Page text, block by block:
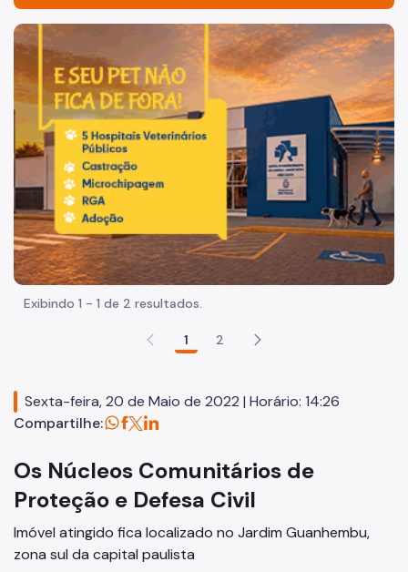
Acesso à Informação
Participação Social
Quadro de Serviços
Organização
Quem é Quem
Agenda da Secretária
Órgãos
Guarda Civil Metropolitana
Defesa Civil Municipal
Ouvidoria Municipal de Segurança Urbana
Legislação
Atas de RP
Imagem de um cachorro caramelo e uma gata rajada,
Exibindo 1 - 1 de 2 resultados.
1 2
Sexta-feira, 20 de Maio de 2022 | Horário: 14:26
Compartilhe:
Os Núcleos Comunitários de
Proteção e Defesa Civil
Imóvel atingido fica localizado no Jardim Guanhembu,
zona sul da capital paulista